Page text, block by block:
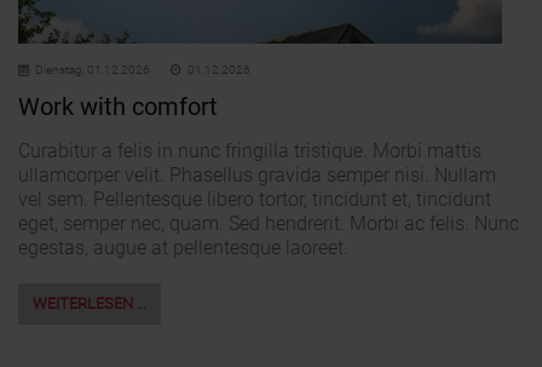
Dienstag, 01.12.2026 01.12.2026
Work with comfort
Curabitur a felis in nunc fringilla tristique. Morbi mattis
ullamcorper velit. Phasellus gravida semper nisi. Nullam
vel sem. Pellentesque libero tortor, tincidunt et, tincidunt
eget, semper nec, quam. Sed hendrerit. Morbi ac felis. Nunc
egestas, augue at pellentesque laoreet.
WEITERLESEN …